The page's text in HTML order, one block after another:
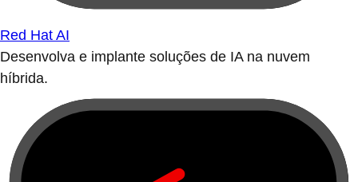
Red Hat AI
Desenvolva e implante soluções de IA na nuvem
híbrida.